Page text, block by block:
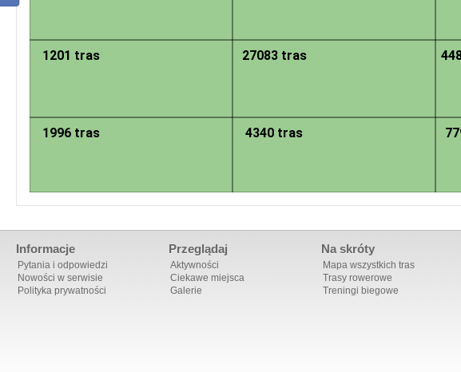
1996 tras
1201 tras
4340 tras
27083 tras
Informacje
Pytania i odpowiedzi
Nowości w serwisie
Polityka prywatności
Przeglądaj
Aktywności
Ciekawe miejsca
Galerie
Na skróty
Mapa wszystkich tras
Trasy rowerowe
Treningi biegowe